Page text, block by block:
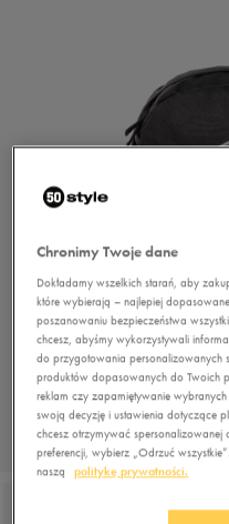
Chronimy Twoje dane
Dokładamy wszelkich starań, aby
które wybierają – najlepiej
poszanowaniu bezpieczeństwa
chcesz, abyśmy wykorzystywali
do przygotowania personalizowanych
produktów dopasowanych do Twoich
reklam czy zapamiętywanie
swoją decyzję i ustawienia dotyczące
chcesz otrzymywać
preferencji, wybierz „Odrzuć
naszą
politykę prywatności.